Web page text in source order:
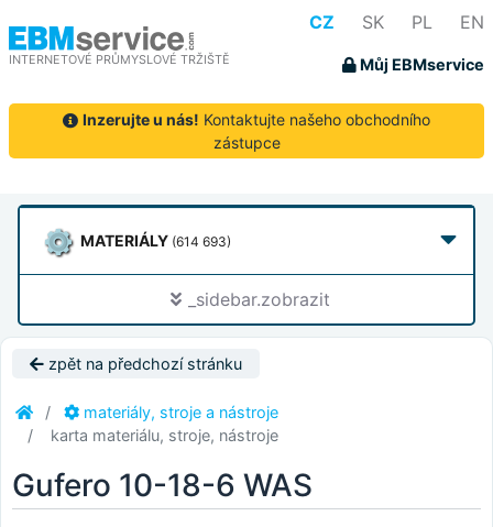
INTERNETOVÉ PRŮMYSLOVÉ TRŽIŠTĚ
CZ SK PL EN
Můj EBMservice
Inzerujte u nás! Kontaktujte našeho obchodního
zástupce
MATERIÁLY (614 693)
_sidebar.zobrazit
zpět na předchozí stránku
materiály, stroje a nástroje
karta materiálu, stroje, nástroje
Gufero 10-18-6 WAS